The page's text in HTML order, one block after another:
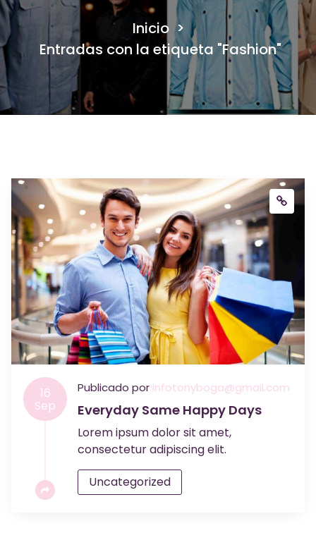
Inicio>
Entradas con la etiqueta "Fashion"
16
Sep
Publicado por infotonyboga@gmail.com
Everyday Same Happy Days
Lorem ipsum dolor sit amet,
consectetur adipiscing elit.
Uncategorized